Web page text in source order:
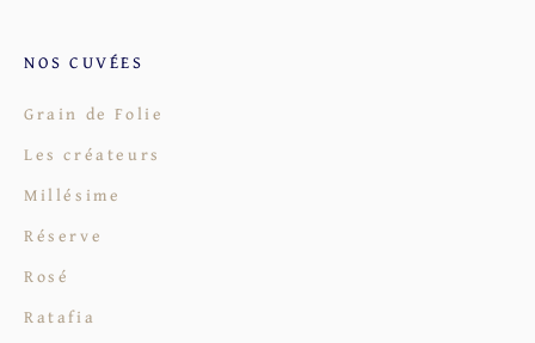
NOS CUVÉES
Grain de Folie
Les créateurs
Millésime
Réserve
Rosé
Ratafia